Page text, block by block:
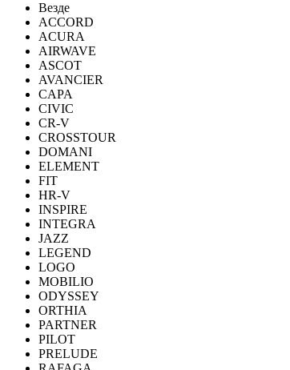
Везде
ACCORD
ACURA
AIRWAVE
ASCOT
AVANCIER
CAPA
CIVIC
CR-V
CROSSTOUR
DOMANI
ELEMENT
FIT
HR-V
INSPIRE
INTEGRA
JAZZ
LEGEND
LOGO
MOBILIO
ODYSSEY
ORTHIA
PARTNER
PILOT
PRELUDE